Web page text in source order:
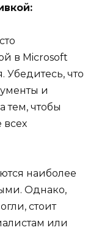
в Microsoft
Убедитесь, что
и
тем, чтобы
всех
наиболее
Однако,
стоит
или